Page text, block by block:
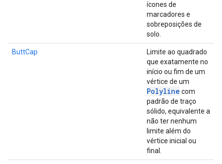
ícones de
marcadores e
sobreposições de
solo.
ButtCap
Limite ao quadrado
que exatamente no
início ou fim de um
vértice de um
Polyline com
padrão de traço
sólido, equivalente a
não ter nenhum
limite além do
vértice inicial ou
final.